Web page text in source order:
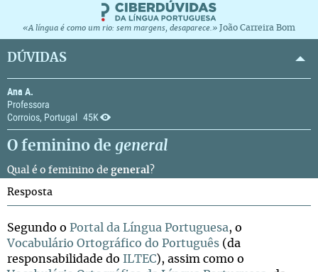
«A língua é como um rio: sem margens, desaparece.» João Carreira Bom
DÚVIDAS
Ana A.
Professora
Corroios, Portugal 45K
O feminino de general
Qual é o feminino de general?
Resposta
Segundo o Portal da Língua Portuguesa, o
Vocabulário Ortográfico do Português (da
responsabilidade do
ILTEC), assim como o